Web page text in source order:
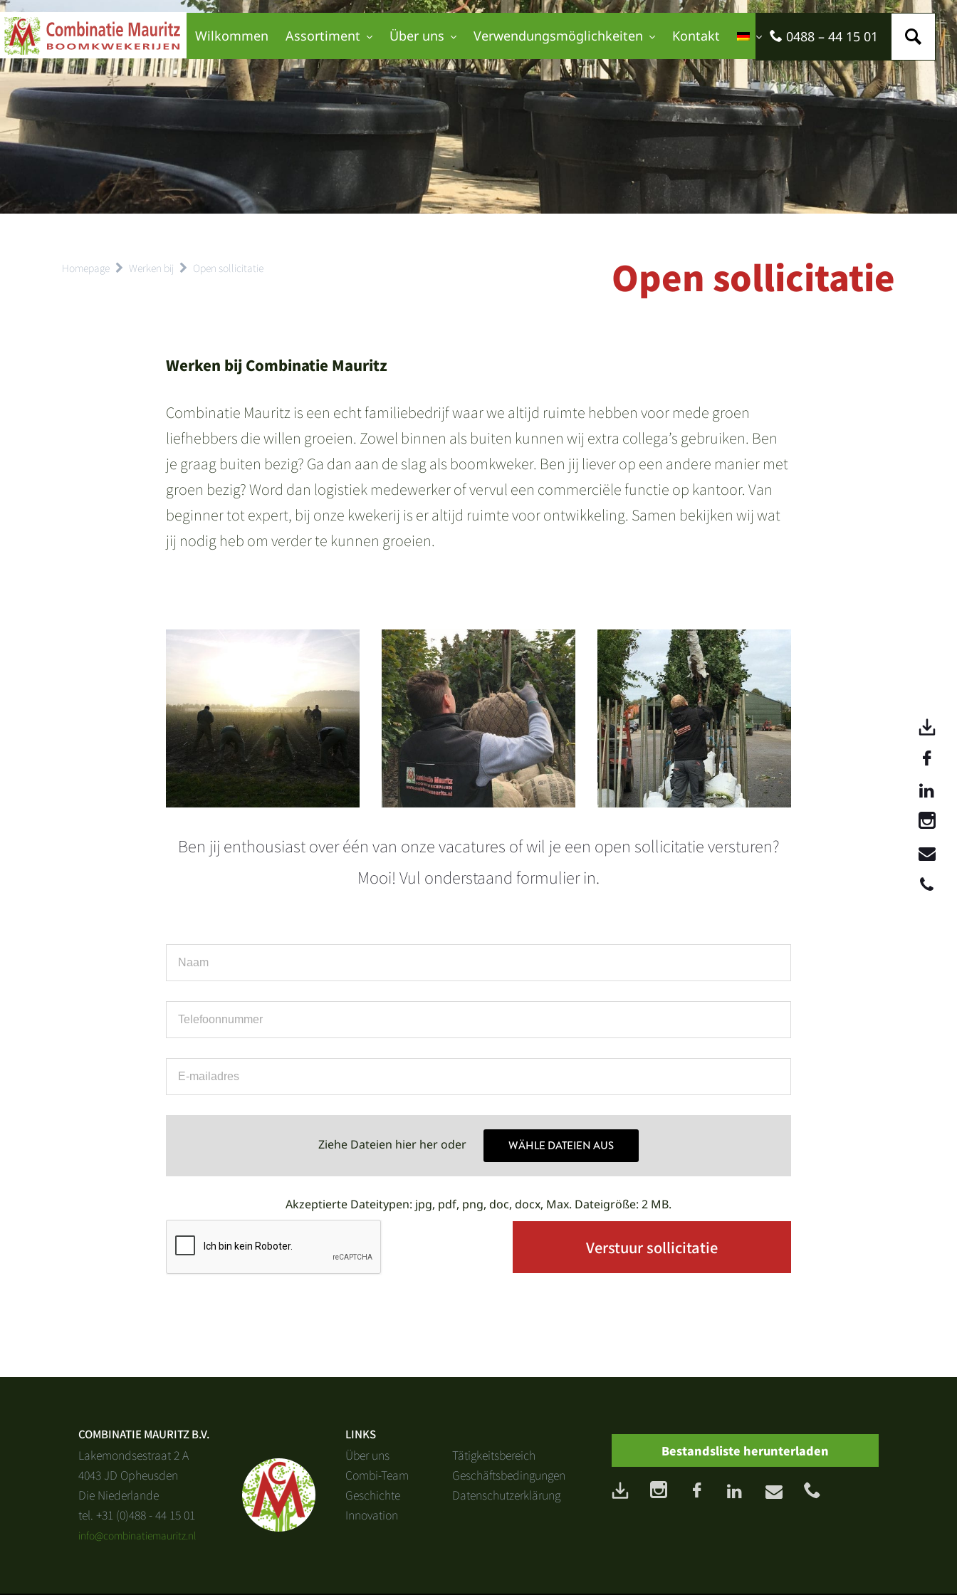
Wilkommen Assortiment Über uns Verwendungsmöglichkeiten Kontakt 0488 – 44 15 01
Homepage Werken bij Open sollicitatie Open sollicitatie
Werken bij Combinatie Mauritz
Combinatie Mauritz is een echt familiebedrijf waar we altijd ruimte hebben voor mede groen
liefhebbers die willen groeien. Zowel binnen als buiten kunnen wij extra collega’s gebruiken. Ben
je graag buiten bezig? Ga dan aan de slag als boomkweker. Ben jij liever op een andere manier met
groen bezig? Word dan logistiek medewerker of vervul een commerciële functie op kantoor. Van
beginner tot expert, bij onze kwekerij is er altijd ruimte voor ontwikkeling. Samen bekijken wij wat
jij nodig heb om verder te kunnen groeien.
Ben jij enthousiast over één van onze vacatures of wil je een open sollicitatie versturen?
Mooi! Vul onderstaand formulier in.
Ziehe Dateien hier her oder WÄHLE DATEIEN AUS
Akzeptierte Dateitypen: jpg, pdf, png, doc, docx, Max. Dateigröße: 2 MB.
COMBINATIE MAURITZ B.V.
Lakemondsestraat 2 A
4043 JD Opheusden
Die Niederlande
tel. +31 (0)488 - 44 15 01
info@combinatiemauritz.nl
LINKS
Über uns
Combi-Team
Geschichte
Innovation
Tätigkeitsbereich
Geschäftsbedingungen
Datenschutzerklärung
Bestandsliste herunterladen